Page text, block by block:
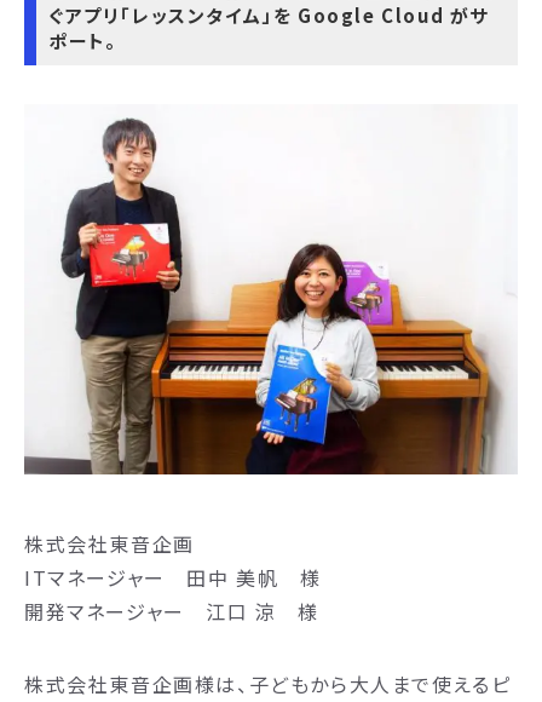
ぐアプリ「レッスンタイム」を Google Cloud がサ
ポート。
株式会社東音企画
ITマネージャー 田中 美帆 様
開発マネージャー 江口 涼 様
株式会社東音企画様は、子どもから大人まで使えるピ